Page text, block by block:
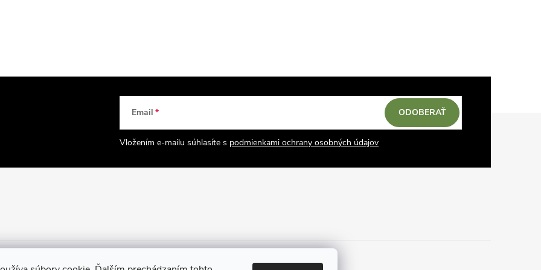
Email
Vložením e-mailu súhlasíte s podmienkami ochrany osobných údajov
ODOBERAŤ